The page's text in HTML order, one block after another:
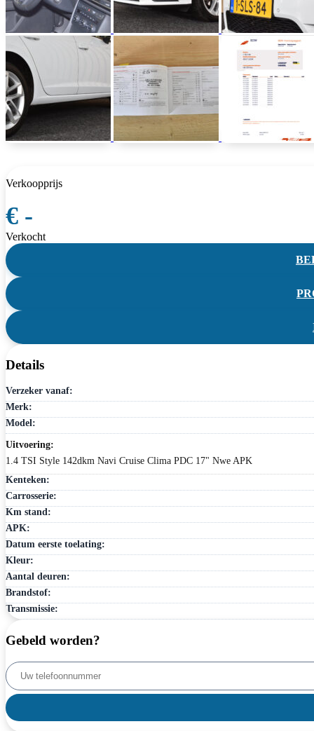
Verkoopprijs
€ -
Verkocht
Details
Verzeker vanaf:
Merk:
Model:
Uitvoering:
1.4 TSI Style 142dkm Navi Cruise Clima PDC 17" Nwe APK
Kenteken:
Carrosserie:
Km stand:
APK:
Datum eerste toelating:
Kleur:
Aantal deuren:
Brandstof:
Transmissie:
Gebeld worden?